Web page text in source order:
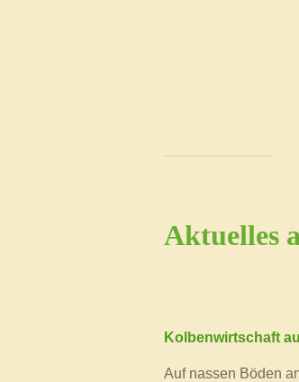
Aktuelles
Kolbenwirtschaft
Auf nassen Böden